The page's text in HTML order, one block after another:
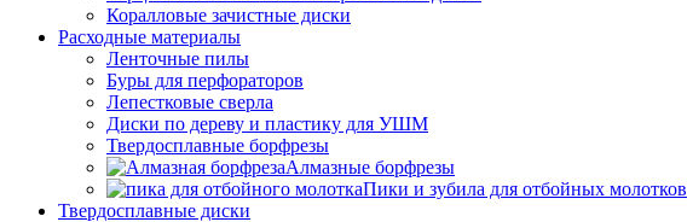
Коралловые зачистные диски
Расходные материалы
Ленточные пилы
Буры для перфораторов
Лепестковые сверла
Диски по дереву и пластику для УШМ
Твердосплавные борфрезы
Алмазные борфрезы
Пики и зубила для отбойных молотков
Твердосплавные диски